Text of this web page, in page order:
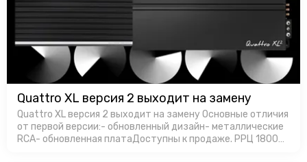
Quattro XL версия 2 выходит на замену
Quattro XL версия 2 выходит на замену Основные отличия
от первой версии:- обновленный дизайн- металлические
RCA- обновленная платаДоступны к продаже. РРЦ 18000